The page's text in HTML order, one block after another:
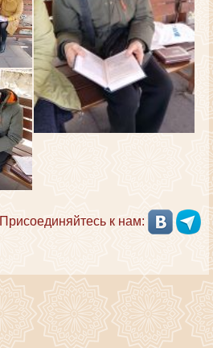
Присоединяйтесь к нам: